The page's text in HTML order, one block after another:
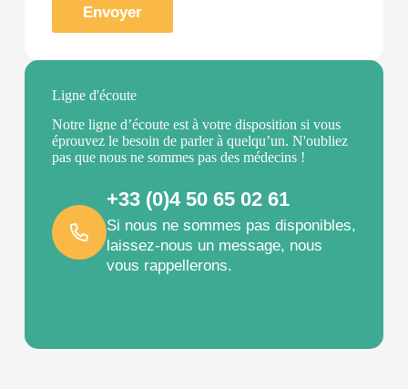
Ligne d'écoute
Notre ligne d’écoute est à votre disposition si vous
éprouvez le besoin de parler à quelqu’un. N'oubliez
pas que nous ne sommes pas des médecins !
+33 (0)4 50 65 02 61
Si nous ne sommes pas disponibles,
laissez-nous un message, nous
vous rappellerons.